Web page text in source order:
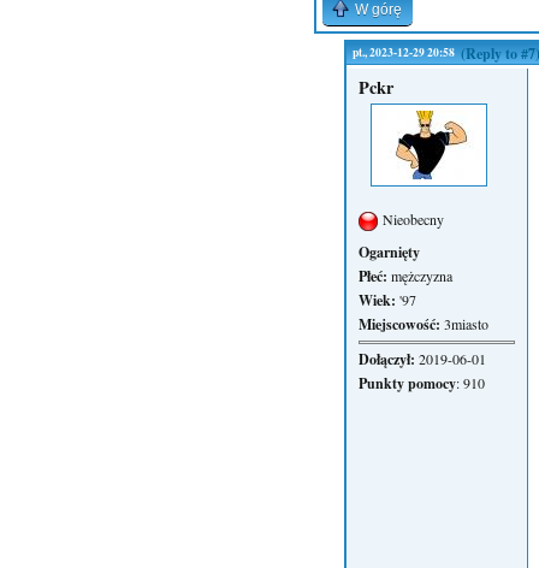
W górę
pt., 2023-12-29 20:58 (Reply to
Pckr
Nieobecny
Ogarnięty
Płeć: mężczyzna
Wiek: '97
Miejscowość: 3miasto
Dołączył: 2019-06-01
Punkty pomocy: 910